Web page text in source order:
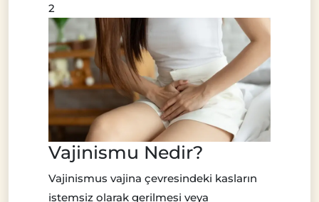
2
Vajinismu Nedir?
Vajinismus vajina çevresindeki kasların
istemsiz olarak gerilmesi veya